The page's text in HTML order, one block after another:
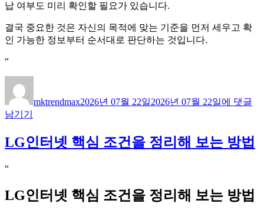
납 여부도 미리 확인할 필요가 있습니다.
결국 중요한 것은 자신의 목적에 맞는 기준을 먼저 세우고 확
인 가능한 정보부터 순서대로 판단하는 것입니다.
“
이
mktrendmax일
2026년 07월 22일2026년 07월 22일넷
금
는
곳
에 댓글
남기기
LG인터넷 핵심 조건을 정리해 보는 방법
“
LG인터넷 핵심 조건을 정리해 보는 방법